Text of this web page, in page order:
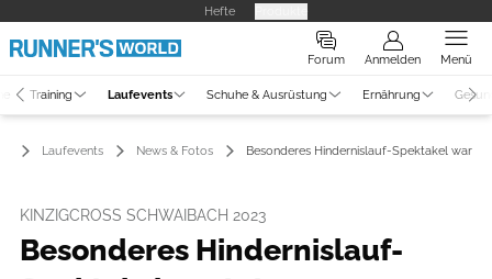
Hefte
Forum Anmelden Menü
Training Laufevents Schuhe & Ausrüstung Ernährung
Laufevents News & Fotos Besonderes Hindernislauf-Spektakel wartet
KINZIGCROSS SCHWAIBACH 2023
Besonderes Hindernislauf-